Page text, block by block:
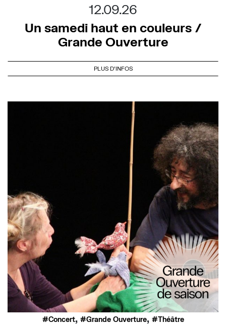
12.09.26
Un samedi haut en couleurs /
Grande Ouverture
PLUS D'INFOS
Concert, Grande Ouverture, Théâtre